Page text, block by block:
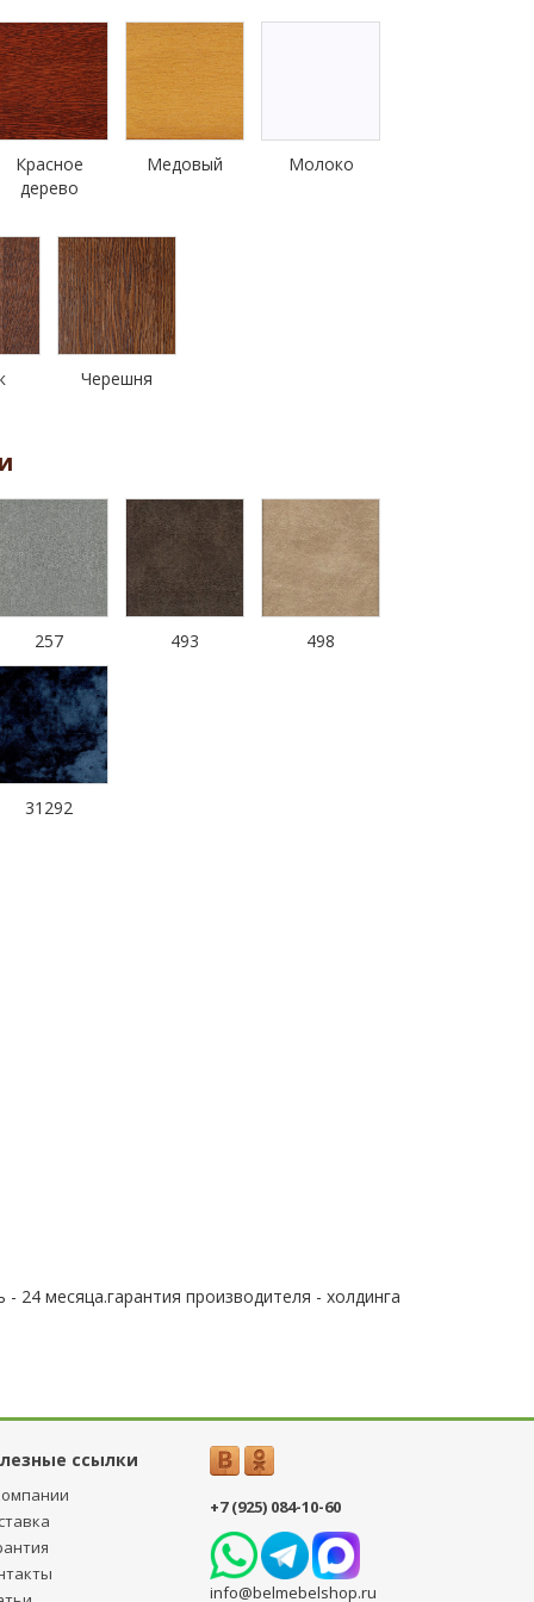
Красное
дерево
Медовый Молоко
Черешня
257 493 498
31292
24 месяца.гарантия производителя - холдинга
ссылки
+7 (925) 084-10-60
info@belmebelshop.ru